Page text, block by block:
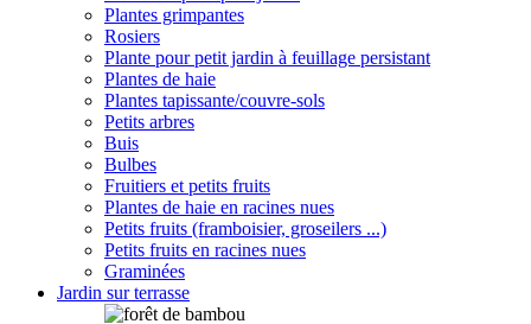
Plantes grimpantes
Rosiers
Plante pour petit jardin à feuillage persistant
Plantes de haie
Plantes tapissante/couvre-sols
Petits arbres
Buis
Bulbes
Fruitiers et petits fruits
Plantes de haie en racines nues
Petits fruits (framboisier, groseilers ...)
Petits fruits en racines nues
Graminées
Jardin sur terrasse